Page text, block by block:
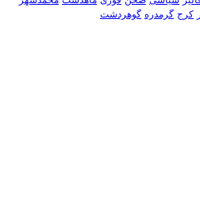
کرج گرمدره گوهردشت